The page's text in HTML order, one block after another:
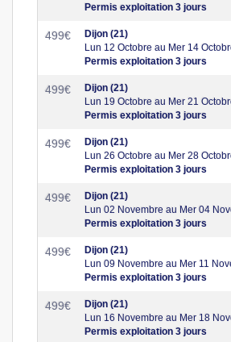
Permis exploitation 3 jours
499€
Dijon (21)
Lun 12 Octobre au Mer 14
Permis exploitation 3 jours
499€
Dijon (21)
Lun 19 Octobre au Mer 21
Permis exploitation 3 jours
499€
Dijon (21)
Lun 26 Octobre au Mer 28
Permis exploitation 3 jours
499€
Dijon (21)
Lun 02 Novembre au Mer 04
Permis exploitation 3 jours
499€
Dijon (21)
Lun 09 Novembre au Mer 11
Permis exploitation 3 jours
499€
Dijon (21)
Lun 16 Novembre au Mer 18
Permis exploitation 3 jours